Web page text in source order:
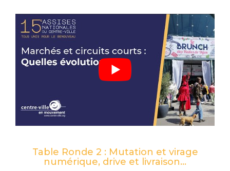
Table Ronde 2 : Mutation et virage
numérique, drive et livraison…